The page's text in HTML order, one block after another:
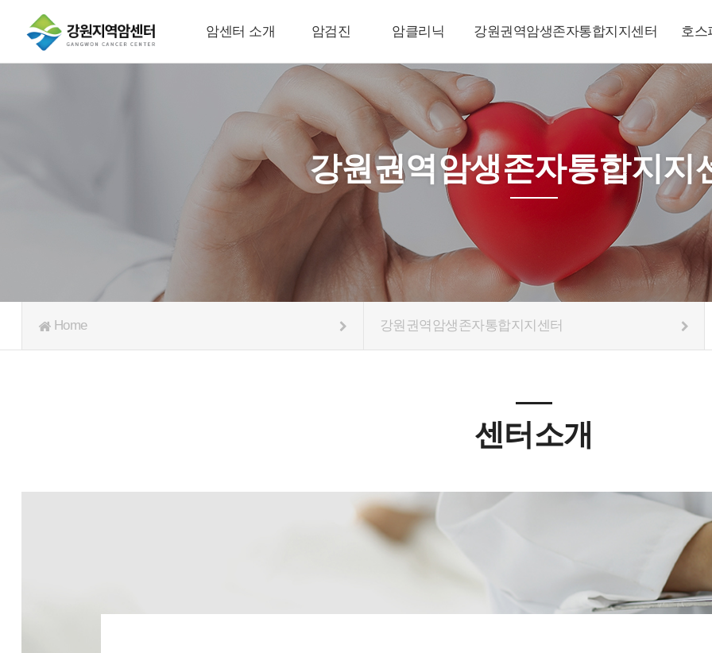
암센터 소개 암검진 암클리닉 강원권역암생존자통합지지센터 호스
강원권역암생존자통합지지
Home 강원권역암생존자통합지지센터
센터소개